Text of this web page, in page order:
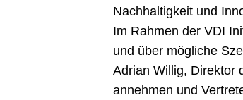
Nachhaltigkeit und
Im Rahmen der VDI
und über mögliche
Adrian Willig, Direktor
annehmen und